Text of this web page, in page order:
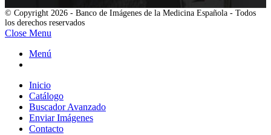
© Copyright 2026 - Banco de Imágenes de la Medicina Española - Todos
los derechos reservados
Close Menu
Menú
Inicio
Catálogo
Buscador Avanzado
Enviar Imágenes
Contacto